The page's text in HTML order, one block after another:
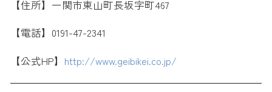
【住所】一関市東山町長坂字町467
【電話】0191-47-2341
【公式HP】 http://www.geibikei.co.jp/